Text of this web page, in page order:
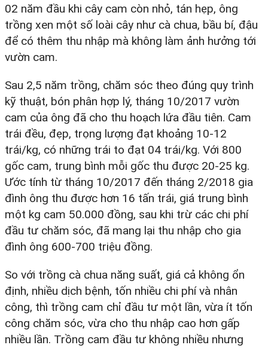
02 năm đầu khi cây cam còn nhỏ, tán hẹp, ông
trồng xen một số loài cây như cà chua, bầu bí, đậu
để có thêm thu nhập mà không làm ảnh hưởng tới
vườn cam.
Sau 2,5 năm trồng, chăm sóc theo đúng quy trình
kỹ thuật, bón phân hợp lý, tháng 10/2017 vườn
cam của ông đã cho thu hoạch lứa đầu tiên. Cam
trái đều, đẹp, trọng lượng đạt khoảng 10-12
trái/kg, có những trái to đạt 04 trái/kg. Với 800
gốc cam, trung bình mỗi gốc thu được 20-25 kg.
Ước tính từ tháng 10/2017 đến tháng 2/2018 gia
đình ông thu được hơn 16 tấn trái, giá trung bình
một kg cam 50.000 đồng, sau khi trừ các chi phí
đầu tư chăm sóc, đã mang lại thu nhập cho gia
đình ông 600-700 triệu đồng.
So với trồng cà chua năng suất, giá cả không ổn
định, nhiều dịch bệnh, tốn nhiều chi phí và nhân
công, thì trồng cam chỉ đầu tư một lần, vừa ít tốn
công chăm sóc, vừa cho thu nhập cao hơn gấp
nhiều lần. Trồng cam đầu tư không nhiều nhưng